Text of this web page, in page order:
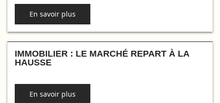
En savoir plus
IMMOBILIER : LE MARCHÉ REPART À LA
HAUSSE
En savoir plus